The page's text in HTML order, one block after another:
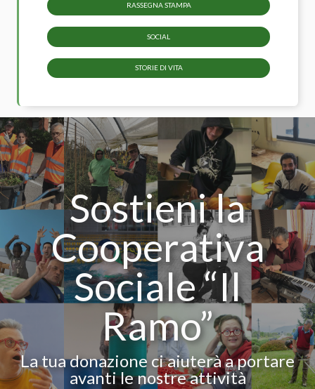
RASSEGNA STAMPA
SOCIAL
STORIE DI VITA
Sostieni la
Cooperativa
Sociale “Il
Ramo”
La tua donazione ci aiuterà a portare
avanti le nostre attività